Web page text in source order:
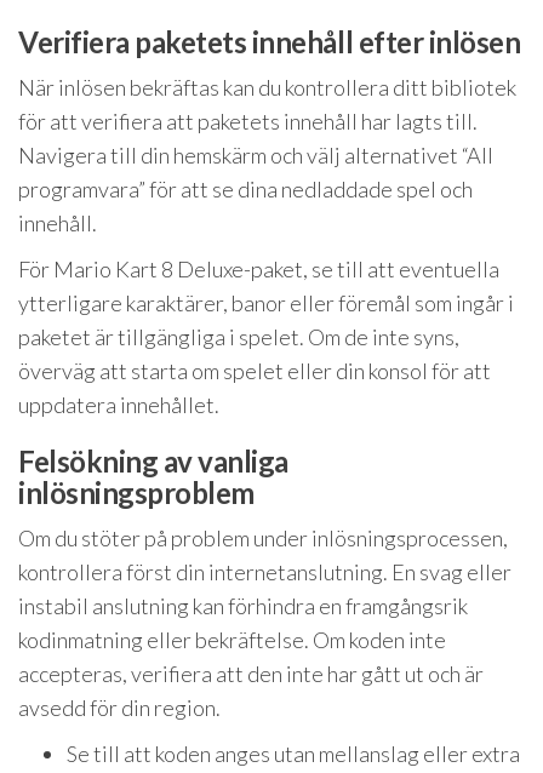
Verifiera paketets innehåll efter inlösen
När inlösen bekräftas kan du kontrollera ditt bibliotek
för att verifiera att paketets innehåll har lagts till.
Navigera till din hemskärm och välj alternativet “All
programvara” för att se dina nedladdade spel och
innehåll.
För Mario Kart 8 Deluxe-paket, se till att eventuella
ytterligare karaktärer, banor eller föremål som ingår i
paketet är tillgängliga i spelet. Om de inte syns,
överväg att starta om spelet eller din konsol för att
uppdatera innehållet.
Felsökning av vanliga
inlösningsproblem
Om du stöter på problem under inlösningsprocessen,
kontrollera först din internetanslutning. En svag eller
instabil anslutning kan förhindra en framgångsrik
kodinmatning eller bekräftelse. Om koden inte
accepteras, verifiera att den inte har gått ut och är
avsedd för din region.
Se till att koden anges utan mellanslag eller extra